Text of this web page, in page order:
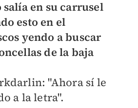
salía en su carrusel
esto en el
yendo a buscar
de la baja
"Ahora sí le
a la letra".